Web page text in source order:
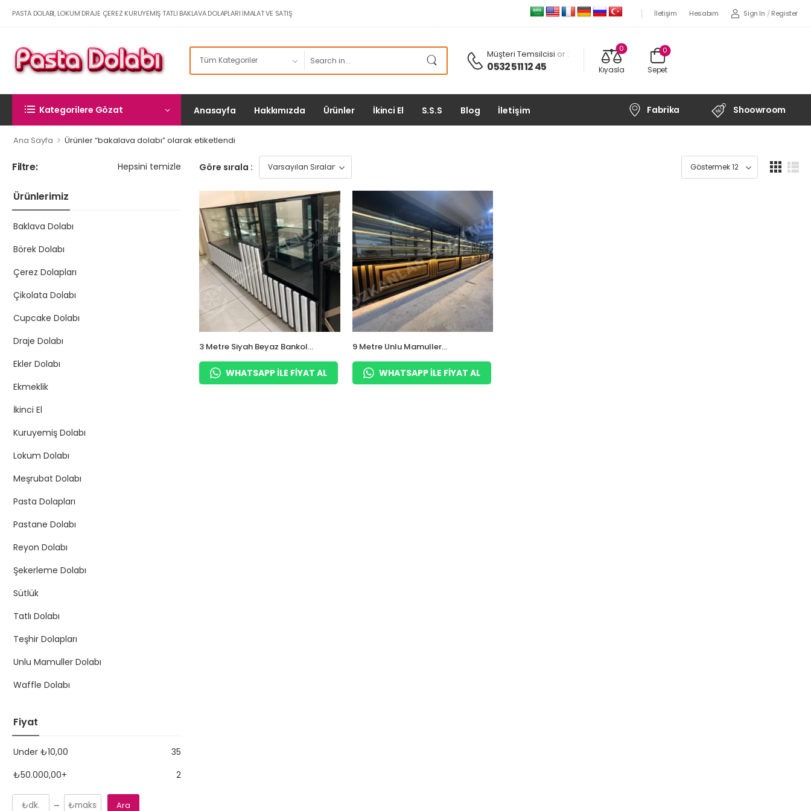
PASTA DOLABI, LOKUM DRAJE ÇEREZ KURUYEMIŞ TATLI BAKLAVA DOLAPLARI İMALAT VE SATIŞ İletişim Hesabım Sign In / Register
Müşteri Temsilcisi or :
0532 511 12 45
0
Kıyasla Sepet
0
Kategorilere Gözat Anasayfa Hakkımızda Ürünler İkinci El S.S.S Blog İletişim Fabrika Shoowroom
Ana Sayfa > Ürünler “bakalava dolabı” olarak etiketlendi
Filtre: Hepsini temizle
Ürünlerimiz
Baklava Dolabı
Börek Dolabı
Çerez Dolapları
Çikolata Dolabı
Cupcake Dolabı
Draje Dolabı
Ekler Dolabı
Ekmeklik
İkinci El
Kuruyemiş Dolabı
Lokum Dolabı
Meşrubat Dolabı
Pasta Dolapları
Pastane Dolabı
Reyon Dolabı
Şekerleme Dolabı
Sütlük
Tatlı Dolabı
Teşhir Dolapları
Unlu Mamuller Dolabı
Waffle Dolabı
Fiyat
Under ₺10,00
35
₺50.000,00+ 2
Ara
Göre sırala :
3 Metre Siyah Beyaz Bankolu
WHATSAPP ILE FIYAT AL
9 Metre Unlu Mamuller
WHATSAPP ILE FIYAT AL